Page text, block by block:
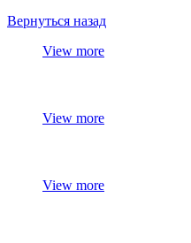
Вернуться назад
View more
View more
View more